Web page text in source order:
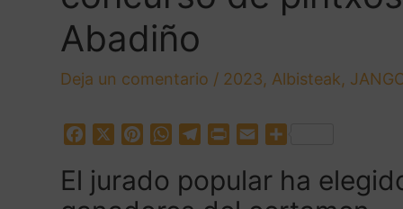
Abadiño
Deja un comentario / 2023, Albisteak,
c
e
n
W
a
l
i
n
a
m
p
El jurado popular ha